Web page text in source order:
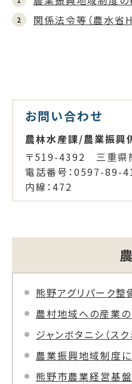
関係法令等（農水省
お問い合わせ
農林水産課/農業振興
〒519-4392 三重県
電話番号：0597-89-
内線：472
熊野アグリパーク整備事業に係る措置報
農村地域への産業の導入
ジャンボタニシ（ス
農業振興地域制度
熊野市農業経営基盤の強